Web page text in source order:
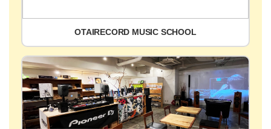
OTAIRECORD MUSIC SCHOOL